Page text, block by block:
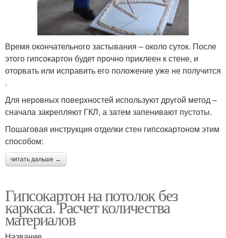
Время окончательного застывания – около суток. После
этого гипсокартон будет прочно приклеен к стене, и
оторвать или исправить его положение уже не получится
.
Для неровных поверхностей используют другой метод –
сначала закрепляют ГКЛ, а затем запенивают пустоты.
Пошаговая инструкция отделки стен гипсокартоном этим
способом:
читать дальше →
Гипсокартон на потолок без
каркаса. Расчет количества
материалов